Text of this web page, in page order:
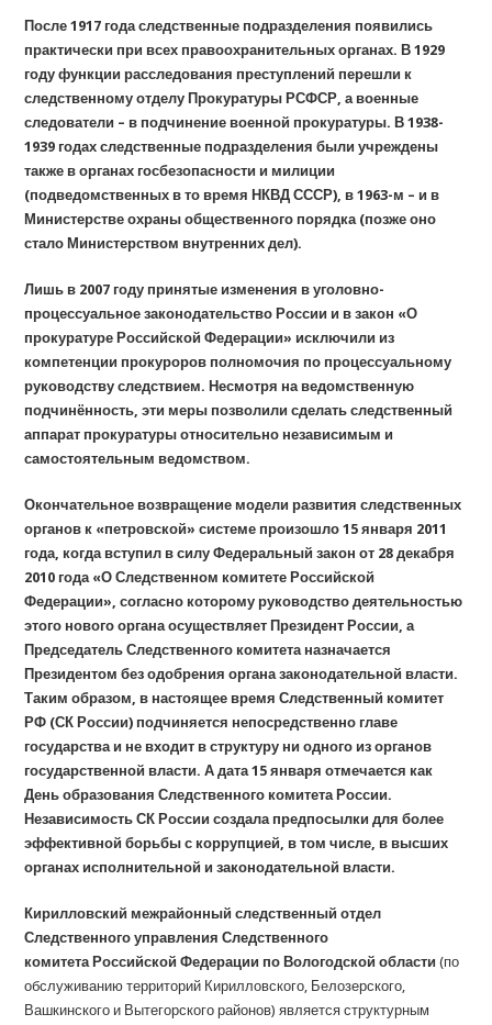
После 1917 года следственные подразделения появились
практически при всех правоохранительных органах. В 1929
году функции расследования преступлений перешли к
следственному отделу Прокуратуры РСФСР, а военные
следователи – в подчинение военной прокуратуры. В 1938-
1939 годах следственные подразделения были учреждены
также в органах госбезопасности и милиции
(подведомственных в то время НКВД СССР), в 1963-м – и в
Министерстве охраны общественного порядка (позже оно
стало Министерством внутренних дел).
Лишь в 2007 году принятые изменения в уголовно-
процессуальное законодательство России и в закон «О
прокуратуре Российской Федерации» исключили из
компетенции прокуроров полномочия по процессуальному
руководству следствием. Несмотря на ведомственную
подчинённость, эти меры позволили сделать следственный
аппарат прокуратуры относительно независимым и
самостоятельным ведомством.
Окончательное возвращение модели развития следственных
органов к «петровской» системе произошло 15 января 2011
года, когда вступил в силу Федеральный закон от 28 декабря
2010 года «О Следственном комитете Российской
Федерации», согласно которому руководство деятельностью
этого нового органа осуществляет Президент России, а
Председатель Следственного комитета назначается
Президентом без одобрения органа законодательной власти.
Таким образом, в настоящее время Следственный комитет
РФ (СК России) подчиняется непосредственно главе
государства и не входит в структуру ни одного из органов
государственной власти. А дата 15 января отмечается как
День образования Следственного комитета России.
Независимость СК России создала предпосылки для более
эффективной борьбы с коррупцией, в том числе, в высших
органах исполнительной и законодательной власти.
Кирилловский межрайонный следственный отдел
Следственного управления Следственного
комитета Российской Федерации по Вологодской области(по
обслуживанию территорий Кирилловского, Белозерского,
Вашкинского и Вытегорского районов) является структурным